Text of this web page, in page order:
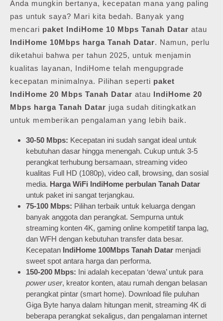
Anda mungkin bertanya, kecepatan mana yang paling
pas untuk saya? Mari kita bedah. Banyak yang
mencari paket IndiHome 10 Mbps Tanah Datar atau
IndiHome 10Mbps harga Tanah Datar. Namun, perlu
diketahui bahwa per tahun 2025, untuk menjamin
kualitas layanan, IndiHome telah mengupgrade
kecepatan minimalnya. Pilihan seperti paket
IndiHome 20 Mbps Tanah Datar atau
IndiHome 20
Mbps harga Tanah Datar juga sudah ditingkatkan
untuk memberikan pengalaman yang lebih baik.
30-50 Mbps: Kecepatan ini sudah sangat ideal untuk
kebutuhan dasar hingga menengah. Cukup untuk 3-5
perangkat terhubung bersamaan, streaming video
kualitas Full HD (1080p), video call, browsing, dan sosial
media. Harga WiFi IndiHome perbulan Tanah Datar
untuk paket ini sangat terjangkau.
75-100 Mbps: Pilihan terbaik untuk keluarga dengan
banyak anggota dan perangkat. Sempurna untuk
streaming konten 4K, gaming online kompetitif tanpa lag,
dan WFH dengan kebutuhan transfer data besar.
Kecepatan IndiHome 100Mbps Tanah Datar menjadi
sweet spot antara harga dan performa.
150-200 Mbps: Ini adalah kecepatan ‘dewa’ untuk para
power user, kreator konten, atau rumah dengan belasan
perangkat pintar (smart home). Download file puluhan
Giga Byte hanya dalam hitungan menit, streaming 4K di
beberapa perangkat sekaligus, dan pengalaman internet